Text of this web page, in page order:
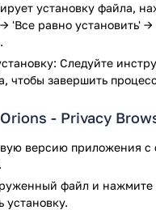
загрузок;
места.
информации в
как и у большинства
Приложение
различных настроек,
в использовании
ночного режима при
ввода адресной
страницы для
установку файла,
'Все равно установить' →
Следуйте
чтобы завершить
- Privacy
версию приложения с
файл и нажмите
установку.